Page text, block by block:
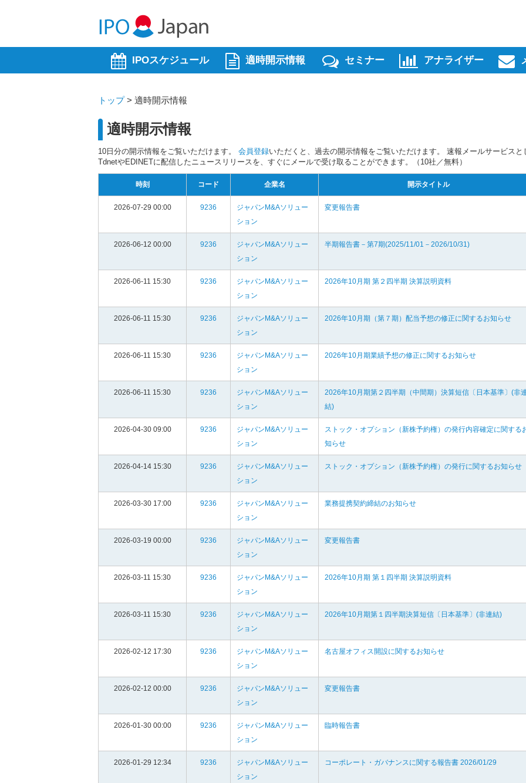
IPOスケジュール 適時開示情報 セミナー アナライザー
トップ> 適時開示情報
適時開示情報
10日分の開示情報をご覧いただけます。 会員登録いただくと、過去の開示情報をご覧いただけます。 速報メールサービスと
TdnetやEDINETに配信したニュースリリースを、すぐにメールで受け取ることができます。（10社／無料）
時刻 コード 企業名 開示タイトル
2026-07-29 00:00 9236
ジャパンM&Aソリュー
ション
変更報告書
2026-06-12 00:00 9236
ジャパンM&Aソリュー
ション
半期報告書－第7期(2025/11/01－2026/10/31)
2026-06-11 15:30 9236
ジャパンM&Aソリュー
ション
2026年10月期 第２四半期 決算説明資料
2026-06-11 15:30 9236
ジャパンM&Aソリュー
ション
2026年10月期（第７期）配当予想の修正に関するお知らせ
2026-06-11 15:30 9236
ジャパンM&Aソリュー
ション
2026年10月期業績予想の修正に関するお知らせ
2026-06-11 15:30 9236
ジャパンM&Aソリュー
ション
2026年10月期第２四半期（中間期）決算短信〔日本基準〕(非
結)
2026-04-30 09:00 9236
ジャパンM&Aソリュー
ション
ストック・オプション（新株予約権）の発行内容確定に関する
知らせ
2026-04-14 15:30 9236
ジャパンM&Aソリュー
ション
ストック・オプション（新株予約権）の発行に関するお知らせ
2026-03-30 17:00 9236
ジャパンM&Aソリュー
ション
業務提携契約締結のお知らせ
2026-03-19 00:00 9236
ジャパンM&Aソリュー
ション
変更報告書
2026-03-11 15:30 9236
ジャパンM&Aソリュー
ション
2026年10月期 第１四半期 決算説明資料
2026-03-11 15:30 9236
ジャパンM&Aソリュー
ション
2026年10月期第１四半期決算短信〔日本基準〕(非連結)
2026-02-12 17:30 9236
ジャパンM&Aソリュー
ション
名古屋オフィス開設に関するお知らせ
2026-02-12 00:00 9236
ジャパンM&Aソリュー
ション
変更報告書
2026-01-30 00:00 9236
ジャパンM&Aソリュー
ション
臨時報告書
2026-01-29 12:34 9236
ジャパンM&Aソリュー
ション
コーポレート・ガバナンスに関する報告書 2026/01/29